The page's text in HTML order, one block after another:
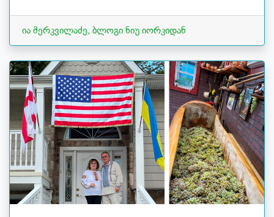
ია მერკვილაძე, ბლოგი ნიუ იორკიდან